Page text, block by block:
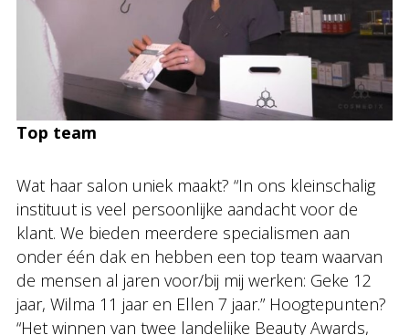
Top team
Wat haar salon uniek maakt? “In ons kleinschalig
instituut is veel persoonlijke aandacht voor de
klant. We bieden meerdere specialismen aan
onder één dak en hebben een top team waarvan
de mensen al jaren voor/bij mij werken: Geke 12
jaar, Wilma 11 jaar en Ellen 7 jaar.” Hoogtepunten?
“Het winnen van twee landelijke Beauty Awards,